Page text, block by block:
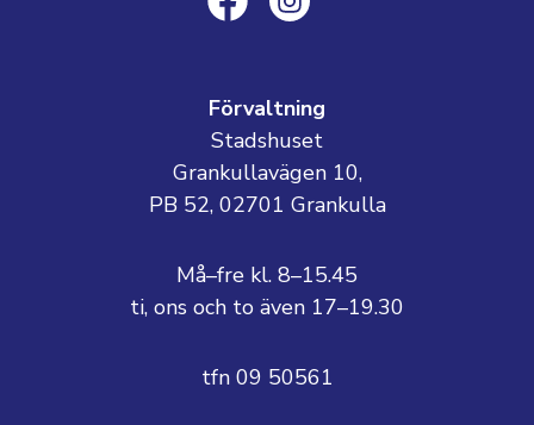
Förvaltning
Stadshuset
Grankullavägen 10,
PB 52, 02701 Grankulla
Må–fre kl. 8–15.45
ti, ons och to även 17–19.30
tfn 09 50561